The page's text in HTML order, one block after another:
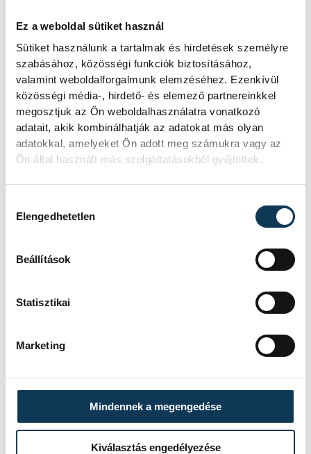
Ez a weboldal sütiket használ
Sütiket használunk a tartalmak és hirdetések személyre
szabásához, közösségi funkciók biztosításához,
valamint weboldalforgalmunk elemzéséhez. Ezenkívül
közösségi média-, hirdető- és elemező partnereinkkel
megosztjuk az Ön weboldalhasználatra vonatkozó
adatait, akik kombinálhatják az adatokat más olyan
adatokkal, amelyeket Ön adott meg számukra vagy az
Ön által használt más szolgáltatásokból gyűjtöttek.
Elengedhetetlen
Beállítások
Statisztikai
Marketing
Mindennek a megengedése
Kiválasztás engedélyezése